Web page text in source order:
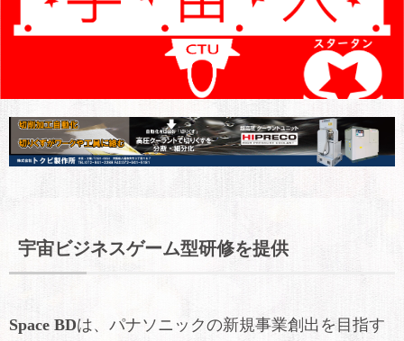
宇宙ビジネスゲーム型研修を提供
Space BDは、パナソニックの新規事業創出を目指す